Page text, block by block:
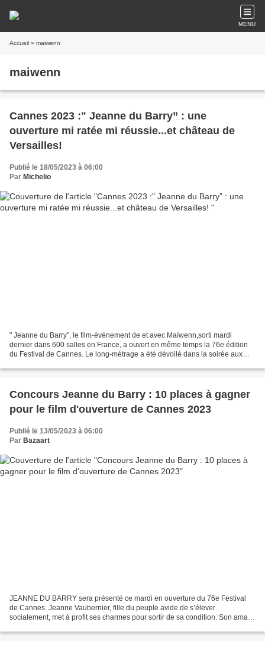
MENU
Accueil » maiwenn
maiwenn
Cannes 2023 :" Jeanne du Barry” : une
ouverture mi ratée mi réussie...et château de
Versailles!
Publié le 18/05/2023 à 06:00
Par Michelio
" Jeanne du Barry”, le film-événement de et avec Maïwenn,sorti mardi
dernier dans 600 salles en France, a ouvert en même temps la 76e édition
du Festival de Cannes. Le long-métrage a été dévoilé dans la soirée aux
Concours Jeanne du Barry : 10 places à gagner
pour le film d'ouverture de Cannes 2023
Publié le 13/05/2023 à 06:00
Par Bazaart
JEANNE DU BARRY sera présenté ce mardi en ouverture du 76e Festival
de Cannes. Jeanne Vaubernier, fille du peuple avide de s’élever
socialement, met à profit ses charmes pour sortir de sa condition. Son amant